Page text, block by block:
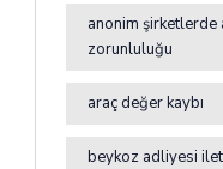
anonim şirketlerde
zorunluluğu
araç değer kaybı
beykoz adliyesi